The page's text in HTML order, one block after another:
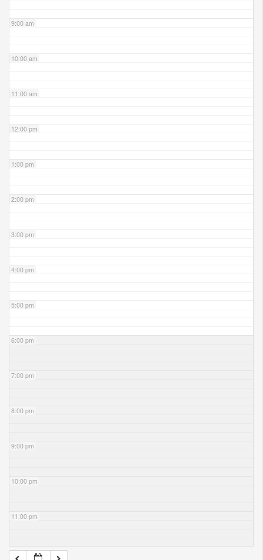
9:00 am
10:00 am
11:00 am
12:00 pm
1:00 pm
2:00 pm
3:00 pm
4:00 pm
5:00 pm
6:00 pm
7:00 pm
8:00 pm
9:00 pm
10:00 pm
11:00 pm